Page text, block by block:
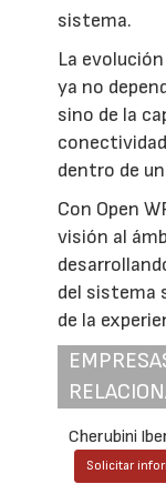
sistema.
La
ya no
sino de la
dentro de
Con Open
visión al
del sistema
de la
Cherubini
Solicitar